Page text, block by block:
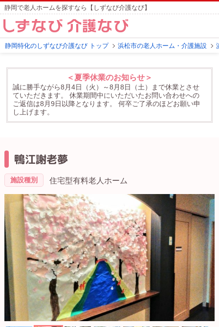
静岡で老人ホームを探すなら【しずなび介護なび】
静岡特化のしずなび介護なび トップ 浜松市の老人ホーム・介護施設
＜夏季休業のお知らせ＞
誠に勝手ながら8月4日（火）～8月8日（土）まで休業とさせ
ていただきます。
休業期間中にいただいたお問い合わせへの
ご返信は8月9日以降となります。
何卒ご了承のほどお願い申
し上げます。
鴨江謝老夢
施設種別 住宅型有料老人ホーム